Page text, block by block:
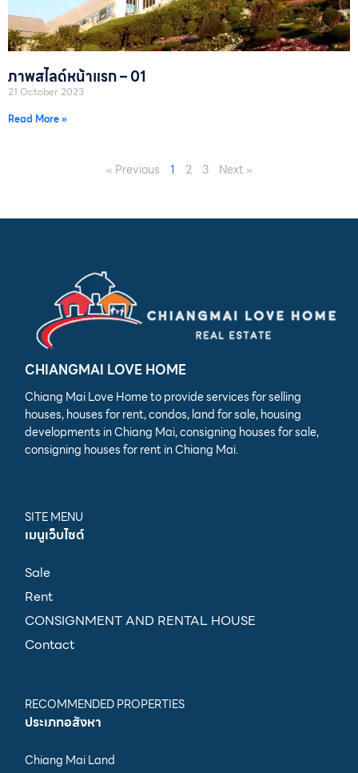
ภาพสไลด์หน้าแรก – 01
21 October 2023
Read More »
« Previous 1 2 3 Next »
CHIANGMAI LOVE HOME
Chiang Mai Love Home to provide services for selling
houses, houses for rent, condos, land for sale, housing
developments in Chiang Mai, consigning houses for sale,
consigning houses for rent in Chiang Mai.
SITE MENU
เมนูเว็บไซต์
Sale
Rent
CONSIGNMENT AND RENTAL HOUSE
Contact
RECOMMENDED PROPERTIES
ประเภทอสังหา
Chiang Mai Land